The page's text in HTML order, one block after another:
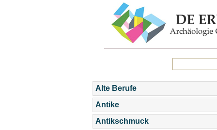
Alte Berufe
Antike
Antikschmuck